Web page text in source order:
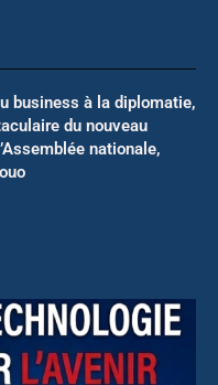
business à la diplomatie,
du nouveau
nationale,